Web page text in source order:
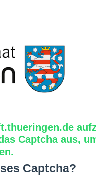
Captcha aus,
Captcha?